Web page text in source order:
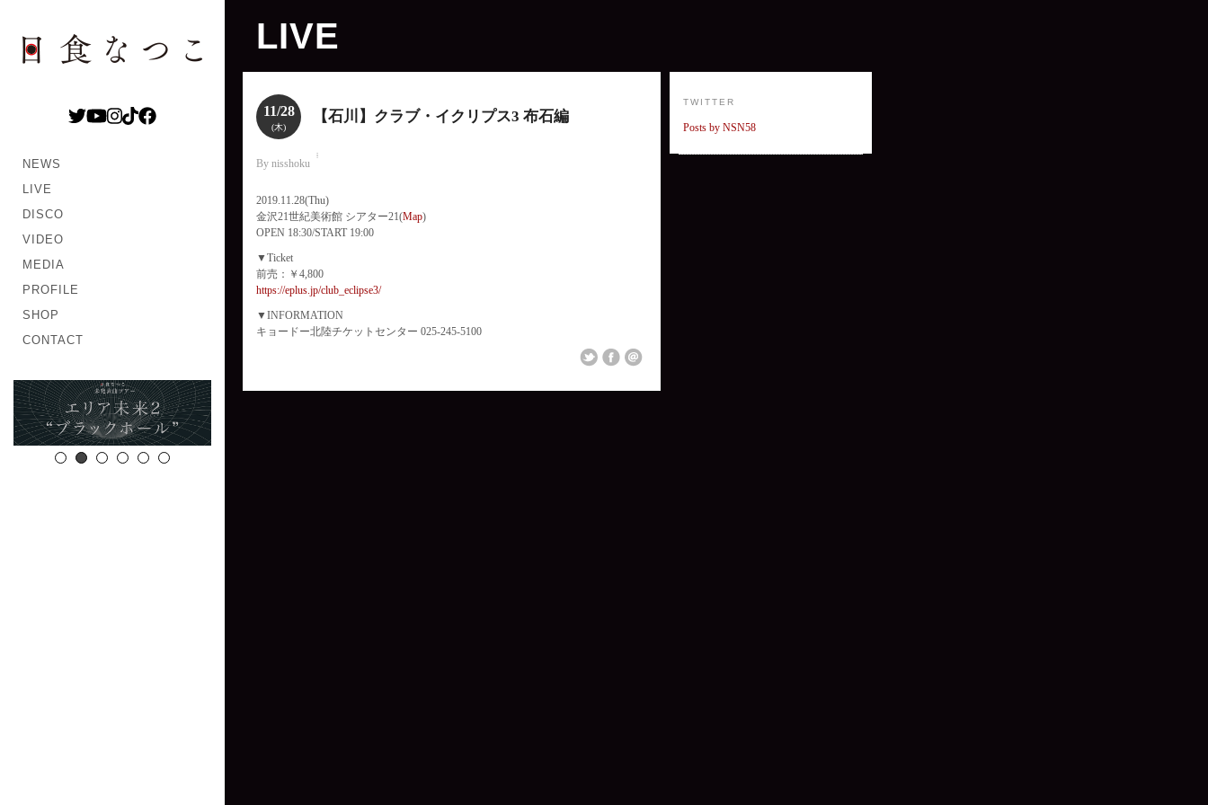
NEWS
LIVE
DISCO
VIDEO
MEDIA
PROFILE
SHOP
CONTACT
LIVE
11/28
(木)
【石川】クラブ・イクリプス3 布石編
By nisshoku
2019.11.28(Thu)
金沢21世紀美術館 シアター21(Map)
OPEN 18:30/START 19:00
▼Ticket
前売：￥4,800
https://eplus.jp/club_eclipse3/
▼INFORMATION
キョードー北陸チケットセンター 025-245-5100
TWITTER
Posts by NSN58